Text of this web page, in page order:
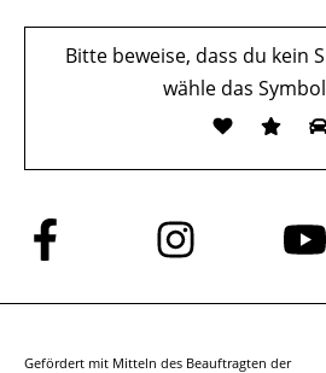
Bitte beweise, dass du kein
wähle das Symbol
Folge
uns
auf
Folge
uns
auf
Folge
auf
Gefördert mit Mitteln des Beauftragten der